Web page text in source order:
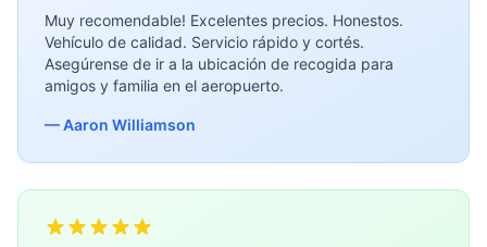
Muy recomendable! Excelentes precios. Honestos.
Vehículo de calidad. Servicio rápido y cortés.
Asegúrense de ir a la ubicación de recogida para
amigos y familia en el aeropuerto.
— Aaron Williamson